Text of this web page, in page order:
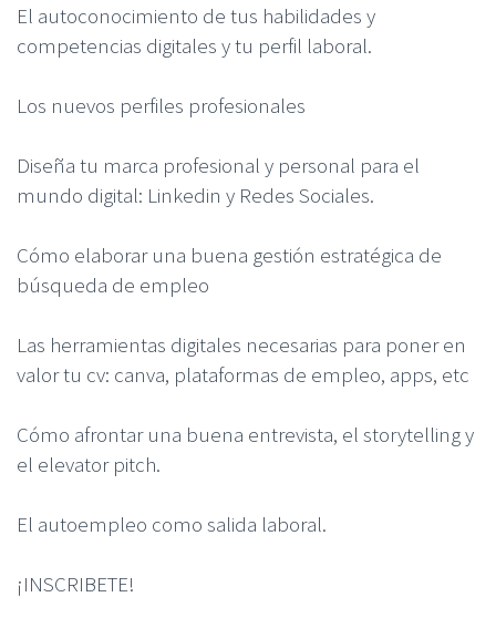
El autoconocimiento de tus habilidades y
competencias digitales y tu perfil laboral.
Los nuevos perfiles profesionales
Diseña tu marca profesional y personal para el
mundo digital: Linkedin y Redes Sociales.
Cómo elaborar una buena gestión estratégica de
búsqueda de empleo
Las herramientas digitales necesarias para poner en
valor tu cv: canva, plataformas de empleo, apps, etc
Cómo afrontar una buena entrevista, el storytelling y
el elevator pitch.
El autoempleo como salida laboral.
¡INSCRIBETE!